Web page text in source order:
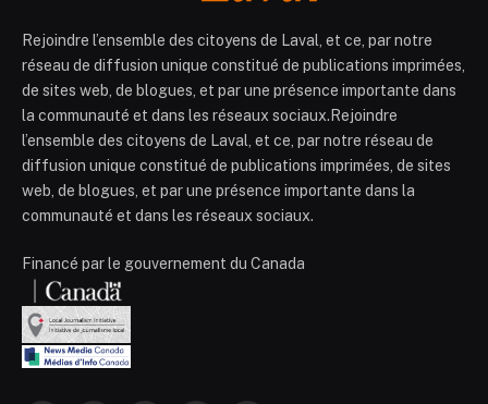
Rejoindre l’ensemble des citoyens de Laval, et ce, par notre
réseau de diffusion unique constitué de publications imprimées,
de sites web, de blogues, et par une présence importante dans
la communauté et dans les réseaux sociaux.Rejoindre
l’ensemble des citoyens de Laval, et ce, par notre réseau de
diffusion unique constitué de publications imprimées, de sites
web, de blogues, et par une présence importante dans la
communauté et dans les réseaux sociaux.
Financé par le gouvernement du Canada